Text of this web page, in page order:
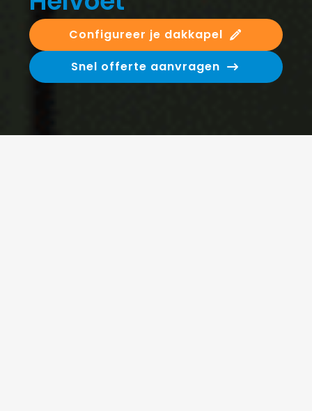
Configureer je dakkapel
Snel offerte aanvragen